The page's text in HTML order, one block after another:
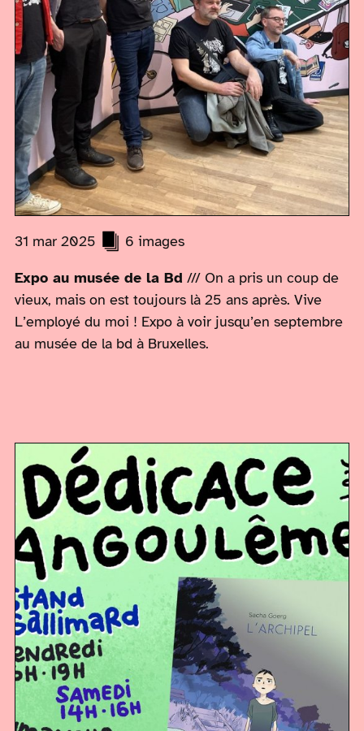
31 mar 2025 6 images
Expo au musée de la Bd /// On a pris un coup de
vieux, mais on est toujours là 25 ans après. Vive
L’employé du moi ! Expo à voir jusqu’en septembre
au musée de la bd à Bruxelles.